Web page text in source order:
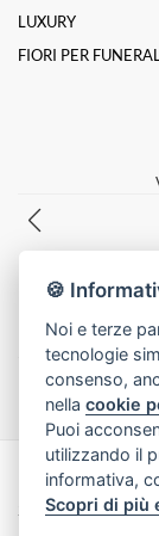
LUXURY
FIORI PER
Lascia una
Made with by
2026
🍪
Noi e terze
tecnologie
consenso,
nellacookie
Puoi
utilizzando il
informativa,
Scopri di più